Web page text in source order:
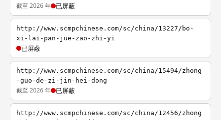
截至 2026 年 已屏蔽
http://www.scmpchinese.com/sc/china/13227/bo-
xi-lai-pan-jue-zao-zhi-yi
已屏蔽
http://www.scmpchinese.com/sc/china/15494/zhong
-guo-de-zi-jin-hei-dong
截至 2026 年 已屏蔽
http://www.scmpchinese.com/sc/china/12456/zhong